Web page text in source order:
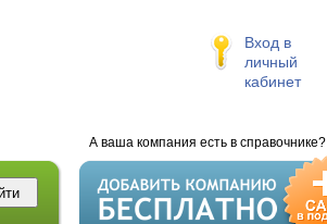
Вход в
личный
кабинет
А ваша компания есть в справочнике?